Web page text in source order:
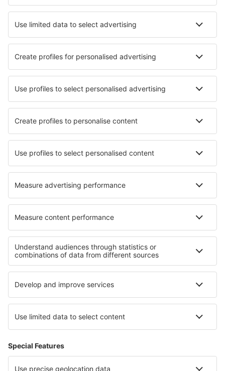
Cazare în Westerland Cazare în Hanovra
Cazare în Pirna Cazare în Düsseldorf
Cele mai bune locuri de cazare - orașe
Cazare în Columbus Cazare în Fort Campbell
Cazare în Thanya Buri Cazare în Ramat Gan
Cazare în Rochelle Cazare Vrankunge Cazare în Tolna
Cele mai bune locuri de cazare - regiuni
Cazare in Black Forest Cazare in Harz
Cazare în Berchtesgaden Cazare in Bavaria
Cazare in Saxonia-Anhalt
Cazare în West Bohemian spa triangle Cazare în Saas-Fee